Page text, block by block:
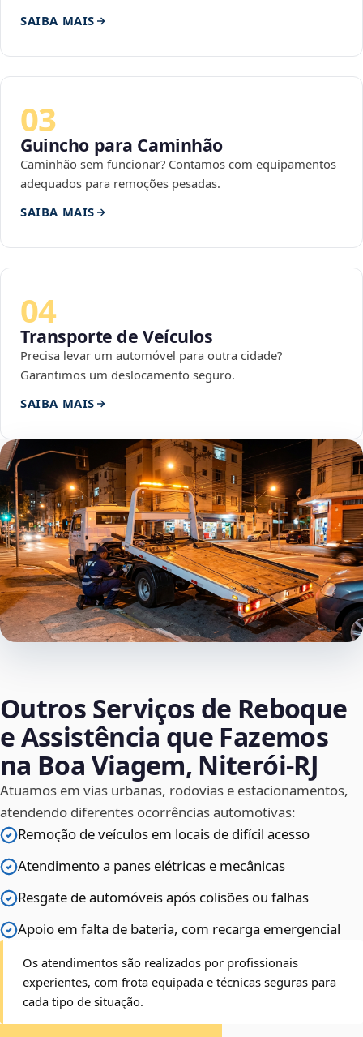
SAIBA MAIS
03
Guincho para Caminhão
Caminhão sem funcionar? Contamos com equipamentos
adequados para remoções pesadas.
SAIBA MAIS
04
Transporte de Veículos
Precisa levar um automóvel para outra cidade?
Garantimos um deslocamento seguro.
SAIBA MAIS
Outros Serviços de Reboque
e Assistência que Fazemos
na Boa Viagem, Niterói‑RJ
Atuamos em vias urbanas, rodovias e estacionamentos,
atendendo diferentes ocorrências automotivas:
Remoção de veículos em locais de difícil acesso
Atendimento a panes elétricas e mecânicas
Resgate de automóveis após colisões ou falhas
Apoio em falta de bateria, com recarga emergencial
Os atendimentos são realizados por profissionais
experientes, com frota equipada e técnicas seguras para
cada tipo de situação.